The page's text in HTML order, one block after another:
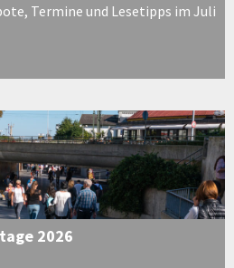
Termine und Lesetipps im Juli
2026